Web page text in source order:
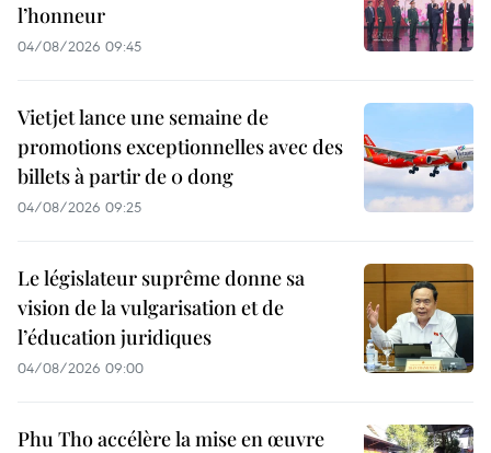
l’honneur
04/08/2026 09:45
Vietjet lance une semaine de
promotions exceptionnelles avec des
billets à partir de 0 dong
04/08/2026 09:25
Le législateur suprême donne sa
vision de la vulgarisation et de
l’éducation juridiques
04/08/2026 09:00
Phu Tho accélère la mise en œuvre